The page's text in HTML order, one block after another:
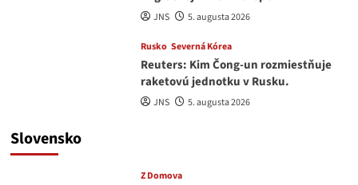
JNS 5. augusta 2026
Rusko Severná Kórea
Reuters: Kim Čong-un rozmiestňuje
raketovú jednotku v Rusku.
JNS 5. augusta 2026
Slovensko
Z Domova